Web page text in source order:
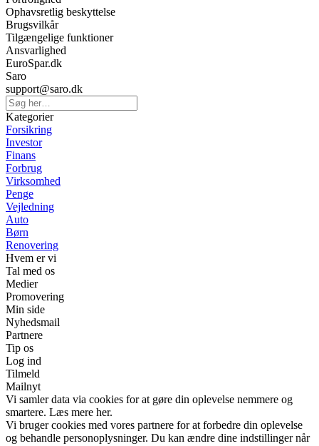
Ophavsretlig beskyttelse
Brugsvilkår
Tilgængelige funktioner
Ansvarlighed
EuroSpar.dk
Saro
support@saro.dk
Kategorier
Forsikring
Investor
Finans
Forbrug
Virksomhed
Penge
Vejledning
Auto
Børn
Renovering
Hvem er vi
Tal med os
Medier
Promovering
Min side
Nyhedsmail
Partnere
Tip os
Log ind
Tilmeld
Mailnyt
Vi samler data via cookies for at gøre din oplevelse nemmere og
smartere. Læs mere her.
Vi bruger cookies med vores partnere for at forbedre din oplevelse
og behandle personoplysninger. Du kan ændre dine indstillinger når